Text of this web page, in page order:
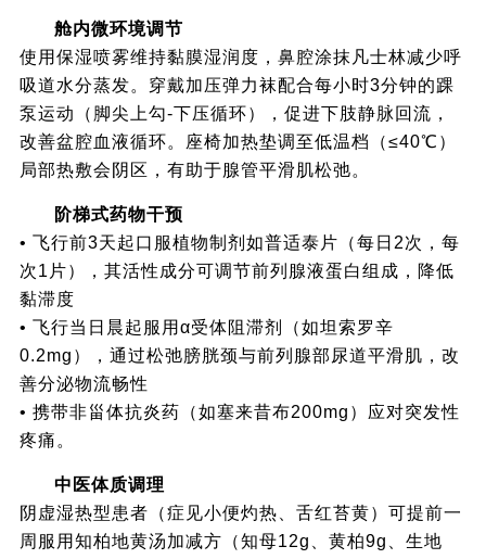
舱内微环境调节
使用保湿喷雾维持黏膜湿润度，鼻腔涂抹凡士林减少呼
吸道水分蒸发。穿戴加压弹力袜配合每小时3分钟的踝
泵运动（脚尖上勾-下压循环），促进下肢静脉回流，
改善盆腔血液循环。座椅加热垫调至低温档（≤40℃）
局部热敷会阴区，有助于腺管平滑肌松弛。
阶梯式药物干预
• 飞行前3天起口服植物制剂如普适泰片（每日2次，每
次1片），其活性成分可调节前列腺液蛋白组成，降低
黏滞度
• 飞行当日晨起服用α受体阻滞剂（如坦索罗辛
0.2mg），通过松弛膀胱颈与前列腺部尿道平滑肌，改
善分泌物流畅性
• 携带非甾体抗炎药（如塞来昔布200mg）应对突发性
疼痛。
中医体质调理
阴虚湿热型患者（症见小便灼热、舌红苔黄）可提前一
周服用知柏地黄汤加减方（知母12g、黄柏9g、生地